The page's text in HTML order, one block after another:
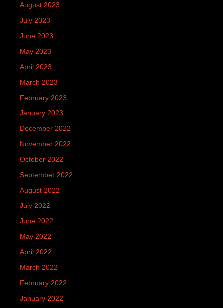
August 2023
July 2023
June 2023
May 2023
April 2023
March 2023
February 2023
January 2023
December 2022
November 2022
October 2022
September 2022
August 2022
July 2022
June 2022
May 2022
April 2022
March 2022
February 2022
January 2022